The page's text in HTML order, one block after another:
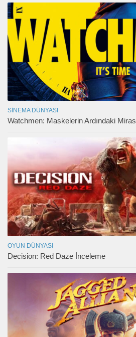
SINEMA DÜNYASI
Watchmen: Maskelerin Ardındaki Miras
OYUN DÜNYASI
Decision: Red Daze İnceleme